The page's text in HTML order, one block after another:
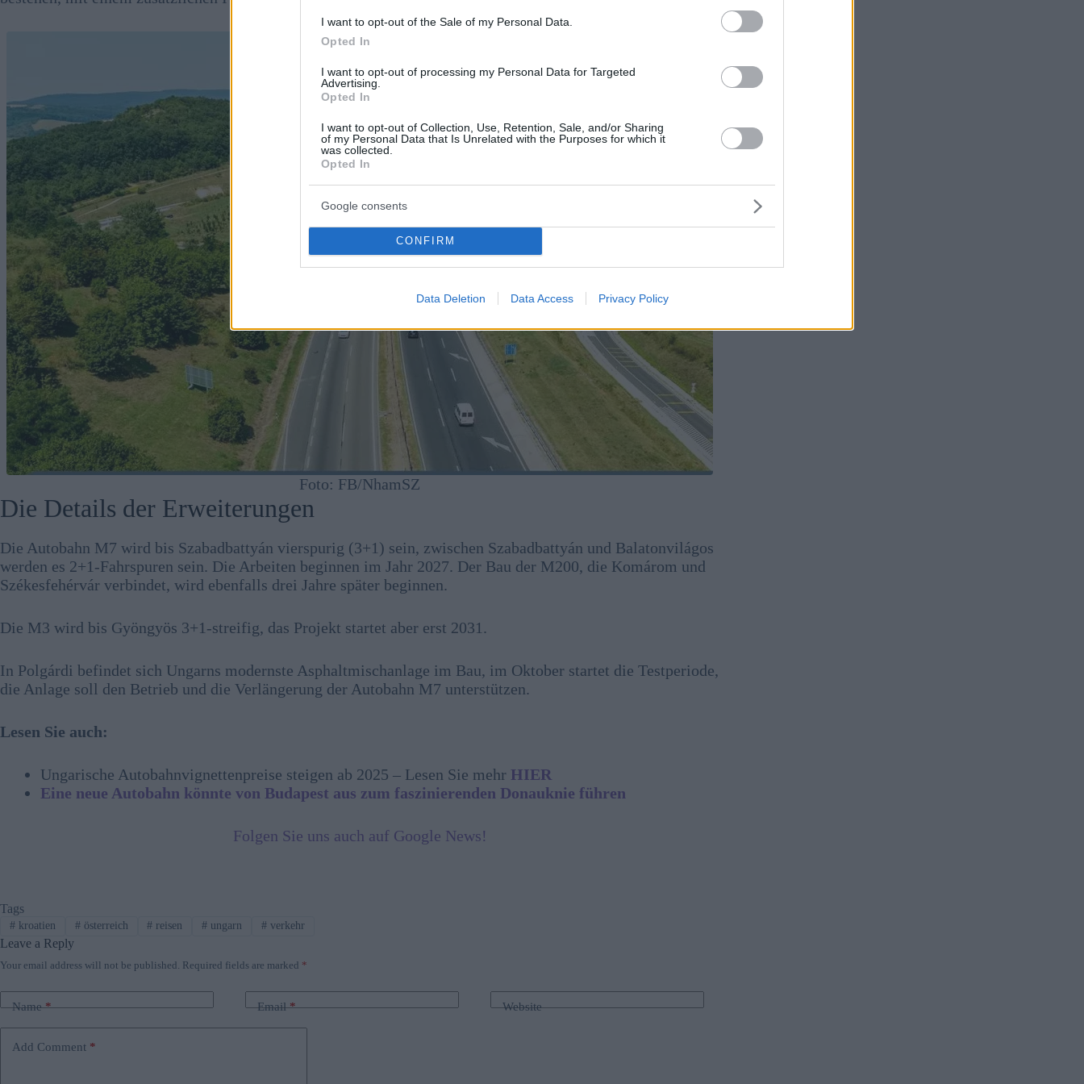
I want to opt-out of the Sale of my Personal Data.
Opted In
I want to opt-out of processing my Personal Data for Targeted
Advertising.
Opted In
I want to opt-out of Collection, Use, Retention, Sale, and/or Sharing
of my Personal Data that Is Unrelated with the Purposes for which it
was collected.
Opted In
Google consents
CONFIRM
Data Deletion Data Access Privacy Policy
Foto: FB/NhamSZ
Die Details der Erweiterungen
Die Autobahn M7 wird bis Szabadbattyán vierspurig (3+1) sein, zwischen Szabadbattyán und Balatonvilágos
werden es 2+1-Fahrspuren sein. Die Arbeiten beginnen im Jahr 2027. Der Bau der M200, die Komárom und
Székesfehérvár verbindet, wird ebenfalls drei Jahre später beginnen.
Die M3 wird bis Gyöngyös 3+1-streifig, das Projekt startet aber erst 2031.
In Polgárdi befindet sich Ungarns modernste Asphaltmischanlage im Bau, im Oktober startet die Testperiode,
die Anlage soll den Betrieb und die Verlängerung der Autobahn M7 unterstützen.
Lesen Sie auch:
Ungarische Autobahnvignettenpreise steigen ab 2025 – Lesen Sie mehr HIER
Eine neue Autobahn könnte von Budapest aus zum faszinierenden Donauknie führen
Folgen Sie uns auch auf Google News!
Tags
#kroatien #österreich # reisen # ungarn # verkehr
Leave a Reply
Your email address will not be published. Required fields are marked *
Name* Email* Website
Add Comment *